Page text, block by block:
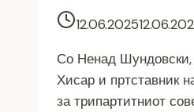
12.06.2025
Со Ненад
Хисар и пртставник
за трипартитниот